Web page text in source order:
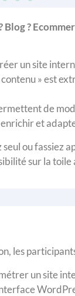
?
un site
» est
de
et
ou fassiez
sur la
les
un site